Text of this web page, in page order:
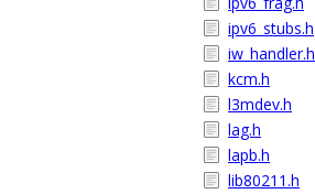
ipv6_stubs.h
iw_handler.h
kcm.h
l3mdev.h
lag.h
lapb.h
lib80211.h